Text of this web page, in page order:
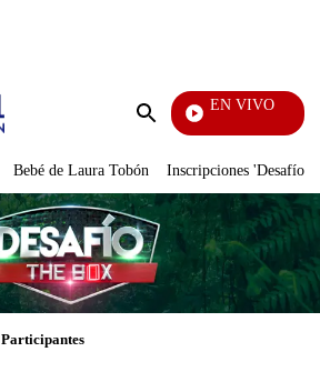
Enviar
EN VIVO
También Caerás
Bebé de Laura Tobón Inscripciones 'Desafío'
Participantes